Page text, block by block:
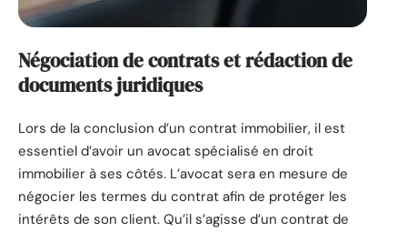
Négociation de contrats et rédaction de
documents juridiques
Lors de la conclusion d’un contrat immobilier, il est
essentiel d’avoir un avocat spécialisé en droit
immobilier à ses côtés. L’avocat sera en mesure de
négocier les termes du contrat afin de protéger les
intérêts de son client. Qu’il s’agisse d’un contrat de